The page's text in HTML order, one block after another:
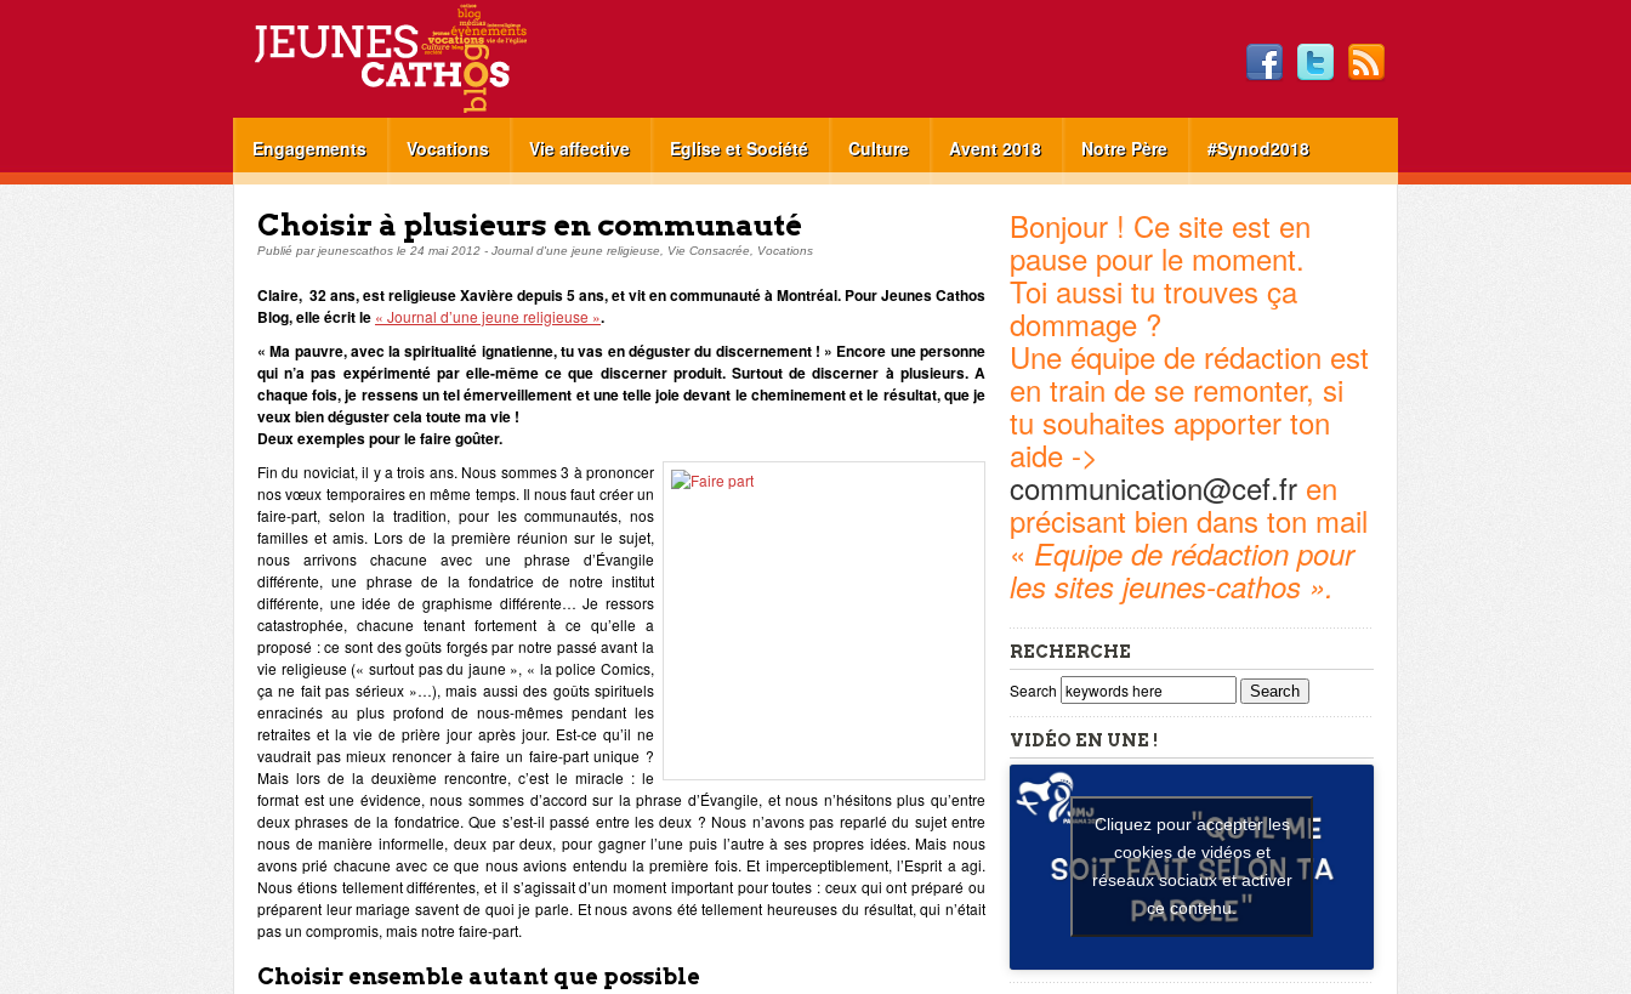
Engagements Vocations Vie affective Eglise et Société Culture Avent 2018 Notre Père #Synod2018
Choisir à plusieurs en communauté
Publié parjeunescathos le 24 mai 2012 - Journal d'une jeune religieuse Vie Consacrée Vocations
Claire, 32 ans, est religieuse Xavière depuis 5 ans, et vit en communauté à Montréal. Pour Jeunes Cathos
Blog, elle écrit le « Journal d’une jeune religieuse ».
« Ma pauvre, avec la spiritualité ignatienne, tu vas en déguster du discernement ! » Encore une personne
qui n’a pas expérimenté par elle-même ce que discerner produit. Surtout de discerner à plusieurs. A
chaque fois, je ressens un tel émerveillement et une telle joie devant le cheminement et le résultat, que je
veux bien déguster cela toute ma vie !
Deux exemples pour le faire goûter.
Fin du noviciat, il y a trois ans. Nous sommes 3 à prononcer
nos vœux temporaires en même temps. Il nous faut créer un
faire-part, selon la tradition, pour les communautés, nos
familles et amis. Lors de la première réunion sur le sujet,
nous arrivons chacune avec une phrase d’Évangile
différente, une phrase de la fondatrice de notre institut
différente, une idée de graphisme différente… Je ressors
catastrophée, chacune tenant fortement à ce qu’elle a
proposé : ce sont des goûts forgés par notre passé avant la
vie religieuse (« surtout pas du jaune », « la police Comics,
ça ne fait pas sérieux »…), mais aussi des goûts spirituels
enracinés au plus profond de nous-mêmes pendant les
retraites et la vie de prière jour après jour. Est-ce qu’il ne
vaudrait pas mieux renoncer à faire un faire-part unique ?
Mais lors de la deuxième rencontre, c’est le miracle : le
format est une évidence, nous sommes d’accord sur la phrase d’Évangile, et nous n’hésitons plus qu’entre
deux phrases de la fondatrice. Que s’est-il passé entre les deux ? Nous n’avons pas reparlé du sujet entre
nous de manière informelle, deux par deux, pour gagner l’une puis l’autre à ses propres idées. Mais nous
avons prié chacune avec ce que nous avions entendu la première fois. Et imperceptiblement, l’Esprit a agi.
Nous étions tellement différentes, et il s’agissait d’un moment important pour toutes : ceux qui ont préparé ou
préparent leur mariage savent de quoi je parle. Et nous avons été tellement heureuses du résultat, qui n’était
pas un compromis, mais notre faire-part.
Choisir ensemble autant que possible
Bonjour ! Ce site est en
pause pour le moment.
Toi aussi tu trouves ça
dommage ?
Une équipe de rédaction est
en train de se remonter, si
tu souhaites apporter ton
aide ->
communication@cef.fr en
précisant bien dans ton mail
« Equipe de rédaction pour
les sites jeunes-cathos ».
RECHERCHE
Search Search
VIDÉO EN UNE !
Cliquez pour accepter les
cookies de vidéos et
réseaux sociaux et activer
ce contenu.